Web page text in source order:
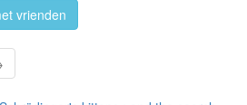
vrienden